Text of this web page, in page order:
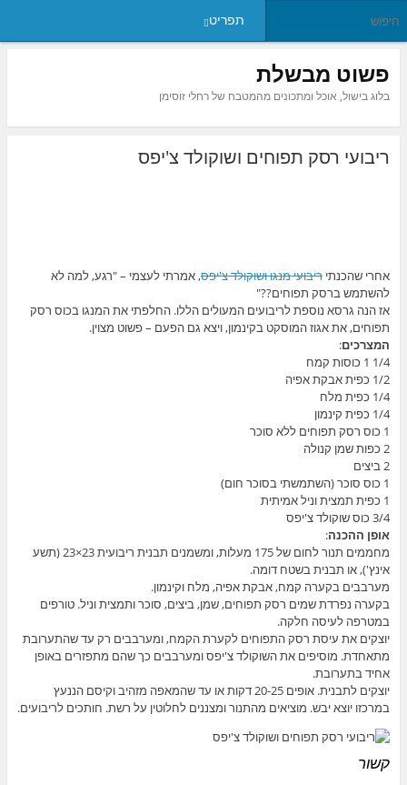
תפריט
פשוט מבשלת
בלוג בישול, אוכל ומתכונים מהמטבח של רחלי זוסימן
ריבועי רסק תפוחים ושוקולד צ'יפס
אחרי שהכנתי ריבועי מנגו ושוקולד צ'יפס, אמרתי לעצמי – "רגע, למה לא
להשתמש ברסק תפוחים??"
אז הנה גרסא נוספת לריבועים המעולים הללו. החלפתי את המנגו בכוס רסק
תפוחים, את אגוז המוסקט בקינמון, ויצא גם הפעם – פשוט מצוין.
המצרכים:
1/4 1 כוסות קמח
1/2 כפית אבקת אפיה
1/4 כפית מלח
1/4 כפית קינמון
1 כוס רסק תפוחים ללא סוכר
2 כפות שמן קנולה
2 ביצים
1 כוס סוכר (השתמשתי בסוכר חום)
1 כפית תמצית וניל אמיתית
3/4 כוס שוקולד צ'יפס
אופן ההכנה:
מחממים תנור לחום של 175 מעלות, ומשמנים תבנית ריבועית 23×23 (תשע
אינץ'), או תבנית בשטח דומה.
מערבבים בקערה קמח, אבקת אפיה, מלח וקינמון.
בקערה נפרדת שמים רסק תפוחים, שמן, ביצים, סוכר ותמצית וניל. טורפים
במטרפה לעיסה חלקה.
יוצקים את עיסת רסק התפוחים לקערת הקמח, ומערבבים רק עד שהתערובת
מתאחדת. מוסיפים את השוקולד צ'יפס ומערבבים כך שהם מתפזרים באופן
אחיד בתערובת.
יוצקים לתבנית. אופים 20-25 דקות או עד שהמאפה מזהיב וקיסם הננעץ
במרכזו יוצא יבש. מוציאים מהתנור ומצננים לחלוטין על רשת. חותכים לריבועים.
קשור